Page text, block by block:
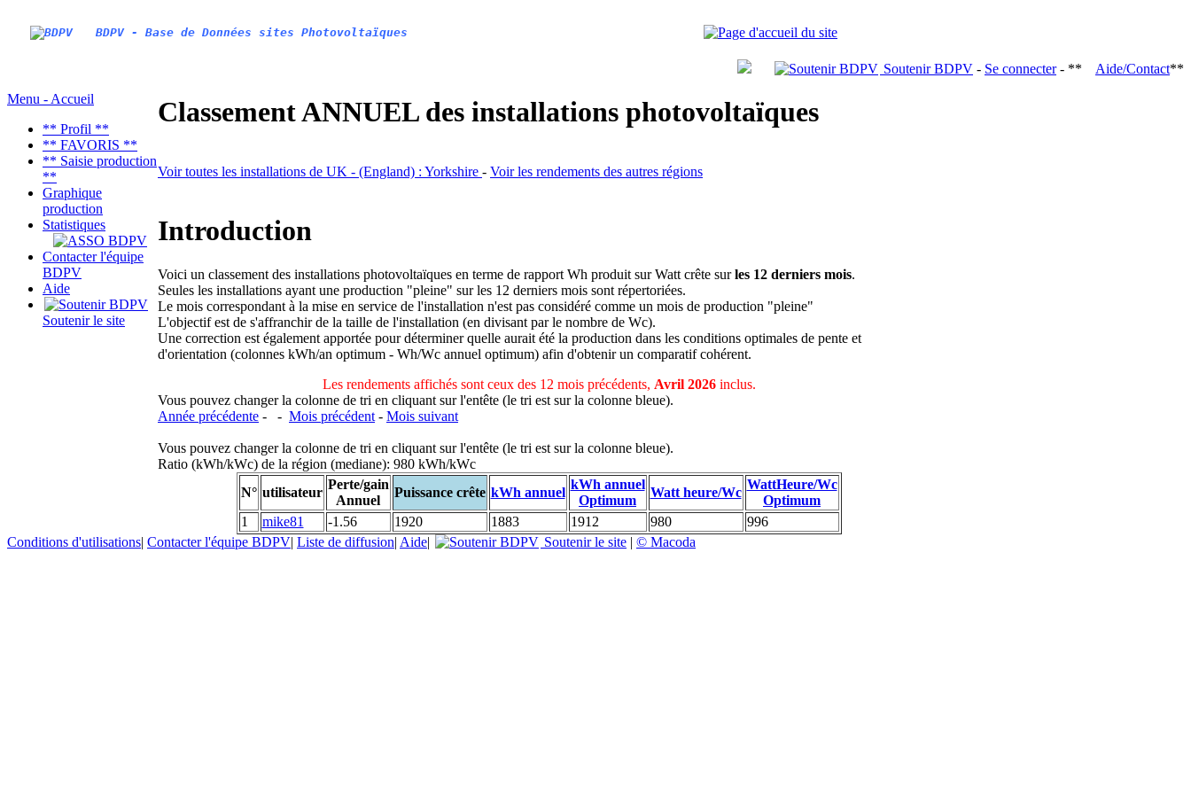
BDPV - Base de Données sites Photovoltaïques
Soutenir BDPV - Se connecter- ** Aide/Contact**
Menu - Accueil
** Profil **
** FAVORIS **
** Saisie production
**
Graphique
production
Statistiques
Contacter l'équipe
BDPV
Aide
Soutenir le site
Classement ANNUEL des installations photovoltaïques
Voir toutes les installations de UK - (England) : Yorkshire - Voir les rendements des autres régions
Introduction
Voici un classement des installations photovoltaïques en terme de rapport Wh produit sur Watt crête surles 12 derniers mois.
Seules les installations ayant une production "pleine" sur les 12 derniers mois sont répertoriées.
Le mois correspondant à la mise en service de l'installation n'est pas considéré comme un mois de production "pleine"
L'objectif est de s'affranchir de la taille de l'installation (en divisant par le nombre de Wc).
Une correction est également apportée pour déterminer quelle aurait été la production dans les conditions optimales de pente et
d'orientation (colonnes kWh/an optimum - Wh/Wc annuel optimum) afin d'obtenir un comparatif cohérent.
Les rendements affichés sont ceux des 12 mois précédents, Avril 2026inclus.
Vous pouvez changer la colonne de tri en cliquant sur l'entête (le tri est sur la colonne bleue).
Année précédente - - Mois précédent - Mois suivant
Vous pouvez changer la colonne de tri en cliquant sur l'entête (le tri est sur la colonne bleue).
Ratio (kWh/kWc) de la région (mediane): 980 kWh/kWc
N° utilisateur
Perte/gain
Annuel
Puissance crête kWh annuel
kWh annuel
Optimum
Watt heure/Wc
WattHeure/Wc
Optimum
1
mike81 -1.56 1920 1883 1912 980
996
Conditions d'utilisations| Contacter l'équipe BDPV| Liste de diffusion| Aide| Soutenir le site | © Macoda